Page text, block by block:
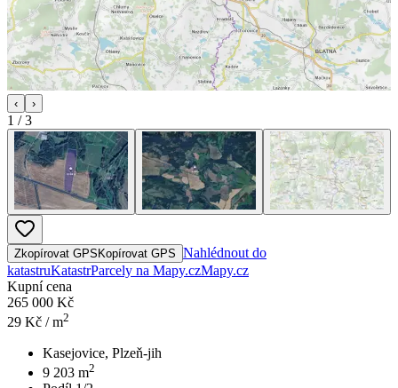
‹ ›
1 /3
Zkopírovat GPS Kopírovat GPS Nahlédnout do
katastruKatastrParcely na Mapy.czMapy.cz
Kupní cena
265 000 Kč
29 Kč / m2
Kasejovice, Plzeň-jih
9 203 m2